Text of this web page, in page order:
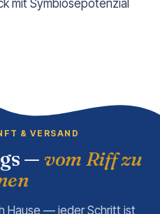
mit Symbiosepotenzial
& VERSAND
— vom Riff zu
Hause — jeder Schritt ist